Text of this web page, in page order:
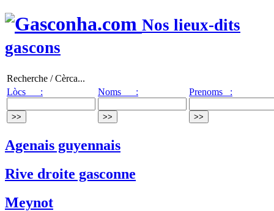
Nos lieux-dits
gascons
Recherche / Cèrca...
Lòcs :
Noms : Prenoms :
Agenais guyennais
Rive droite gasconne
Meynot